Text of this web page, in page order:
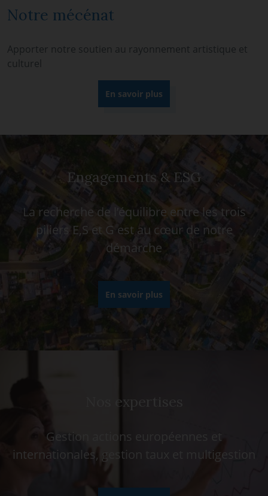
Notre mécénat
Apporter notre soutien au rayonnement artistique et
culturel
En savoir plus
Engagements & ESG
La recherche de l’équilibre entre les trois
piliers E,S et G est au cœur de notre
démarche
En savoir plus
Nos expertises
Gestion actions européennes et
internationales, gestion taux et multigestion